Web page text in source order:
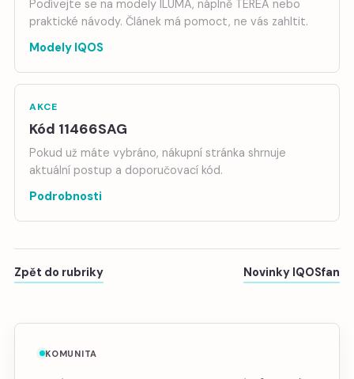
Podívejte se na modely ILUMA, náplně TEREA nebo
praktické návody. Článek má pomoct, ne vás zahltit.
Modely IQOS
AKCE
Kód 11466SAG
Pokud už máte vybráno, nákupní stránka shrnuje
aktuální postup a doporučovací kód.
Podrobnosti
Zpět do rubriky Novinky IQOSfan
KOMUNITA